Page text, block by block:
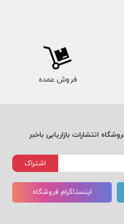
فروش عمده
انتشارات بازاریابی باخبر
اشتراک
اینستاگرام فروشگاه